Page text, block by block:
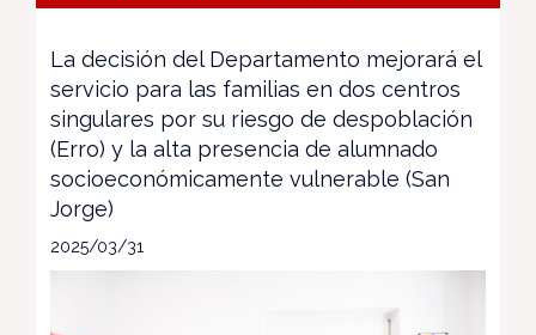
La decisión del Departamento mejorará el
servicio para las familias en dos centros
singulares por su riesgo de despoblación
(Erro) y la alta presencia de alumnado
socioeconómicamente vulnerable (San
Jorge)
2025/03/31